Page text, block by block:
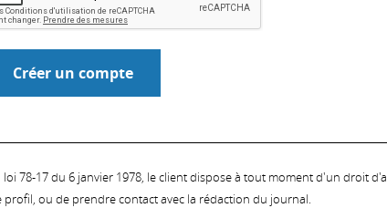
78-17 du 6 janvier 1978, le client dispose à tout moment d'un droit
ou de prendre contact avec la rédaction du journal.